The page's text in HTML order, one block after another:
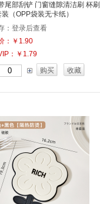
尾部刮铲 门窗缝隙清洁刷 杯刷
（OPP袋装无卡纸）
登录后查看
：￥1.90
：￥1.79
购买
收藏